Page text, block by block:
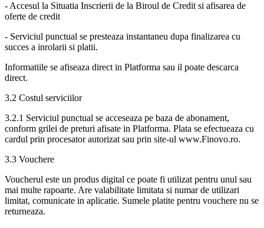
- Accesul la Situatia Inscrierii de la Biroul de Credit si afisarea de
oferte de credit
- Serviciul punctual se presteaza instantaneu dupa finalizarea cu
succes a inrolarii si platii.
Informatiile se afiseaza direct in Platforma sau il poate descarca
direct.
3.2 Costul serviciilor
3.2.1 Serviciul punctual se acceseaza pe baza de abonament,
conform grilei de preturi afisate in Platforma. Plata se efectueaza cu
cardul prin procesator autorizat sau prin site-ul www.Finovo.ro.
3.3 Vouchere
Voucherul este un produs digital ce poate fi utilizat pentru unul sau
mai multe rapoarte. Are valabilitate limitata si numar de utilizari
limitat, comunicate in aplicatie. Sumele platite pentru vouchere nu se
returneaza.